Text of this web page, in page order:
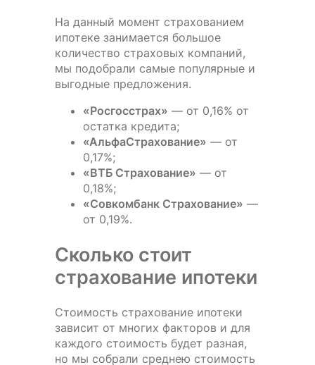
На данный момент страхованием
ипотеке занимается большое
количество страховых компаний,
мы подобрали самые популярные и
выгодные предложения.
«Росгосстрах» — от 0,16% от
остатка кредита;
«АльфаСтрахование» — от
0,17%;
«ВТБ Страхование» — от
0,18%;
«Совкомбанк Страхование» —
от 0,19%.
Сколько стоит
страхование ипотеки
Стоимость страхование ипотеки
зависит от многих факторов и для
каждого стоимость будет разная,
но мы собрали среднею стоимость